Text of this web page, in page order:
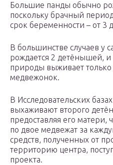
Большие панды обычно
поскольку брачный
срок беременности – от 3
В большинстве случаев у
рождается 2 детёнышей, и
природы выживает
медвежонок.
В Исследовательских
выхаживают второго
предоставляя его матери,
по двое медвежат за
средств, полученных от
территорию центра,
проекта.